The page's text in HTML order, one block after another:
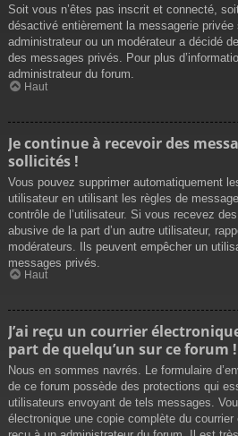
Soit vous n’êtes pas inscrit et connecté,
désactivé entièrement la messagerie
administrateur ou un modérateur a décidé
des messages privés. Pour plus
administrateur du forum.
Haut
Je continue à recevoir des
sollicités !
Vous pouvez supprimer automatiquement
utilisateur en utilisant les règles de
contrôle de l’utilisateur. Si vous recevez
abusive de la part d’un autre utilisateur,
modérateurs. Ils peuvent empêcher un
messages privés.
Haut
J’ai reçu un courrier
part de quelqu’un sur ce forum !
Nous en sommes navrés. Le formulaire
de ce forum possède des protections qui
utilisateurs envoyant de tels messages.
électronique une copie complète du